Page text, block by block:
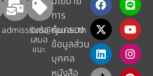
admissions@spu.ac.th
รับข้อ
เสนอ
แนะ​
การ
คุ้มครอง
ข้อมูลส่วน
บุคคล
หนังสือ